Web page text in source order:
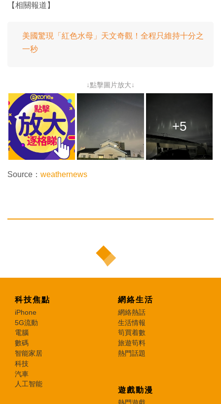
【相關報道】
美國驚現「紅色水母」天文奇觀！全程只維持十分之
一秒
↓點擊圖片放大↓
+5
Source： weathernews
科技焦點
iPhone
5G流動
電腦
數碼
智能家居
科技
汽車
人工智能
網絡生活
網絡熱話
生活情報
筍買着數
旅遊筍料
熱門話題
遊戲動漫